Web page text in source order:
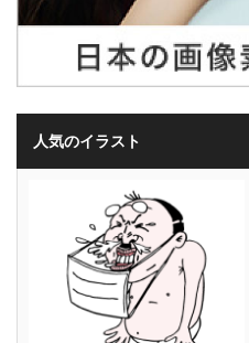
人気のイラスト